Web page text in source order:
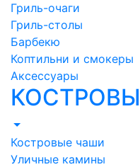
Гриль-очаги
Гриль-столы
Барбекю
Коптильни и смокеры
Аксессуары
Костровые чаши
Уличные камины